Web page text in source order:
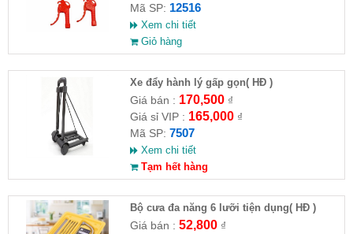
Mã SP: 12516
Xem chi tiết
Giỏ hàng
Xe đẩy hành lý gấp gọn( HĐ )
Giá bán : 170,500₫
Giá sỉ VIP : 165,000₫
Mã SP: 7507
Xem chi tiết
Tạm hết hàng
Bộ cưa đa năng 6 lưỡi tiện dụng( HĐ )
Giá bán : 52,800₫